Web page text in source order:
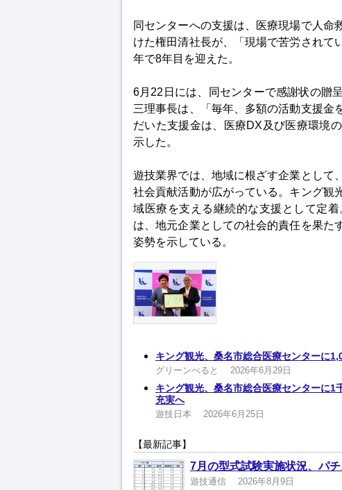
同センターへの支援は、医療現場で人命
けた権田清社長が、「現場で苦労されて
年で8年目を迎えた。
6月22日には、同センターで感謝状の贈
三理事長は、「毎年、多額の活動支援金
だいた支援金は、医療DX及び医療環境
示した。
遊技業界では、地域に根ざす企業として
社会貢献活動が広がっている。キング観
域医療を支える継続的な支援として定
は、地元企業としての社会的責任を果た
姿勢を示している。
キング観光、桑名市総合医療センターに
グリーンべると 2026年6月29日
キング観光、桑名市総合医療センター
充実へ
遊技日本 2026年6月25日
【最新記事】
7月の型式試験実施状況、パ
遊技通信 2026年8月9日